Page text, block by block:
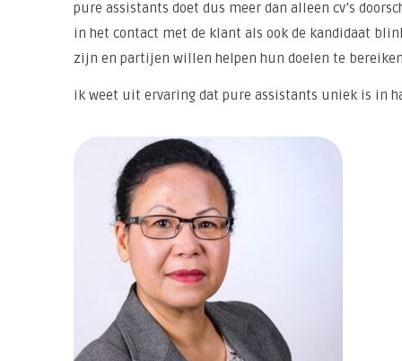
pure assistants doet dus meer dan alleen cv’s
in het contact met de klant als ook de kandidaat
zijn en partijen willen helpen hun doelen te
ik weet uit ervaring dat pure assistants uniek is in